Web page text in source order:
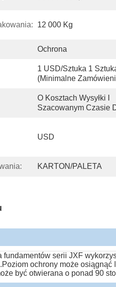
12 000 Kg
Ochrona
1 USD/sztuka 1
(minimalne
O Kosztach Wysyłki I
Szacowanym Czasie
USD
KARTON/PALETA
fundamentów serii JXF
ochrony może osiągnąć
być otwierana o ponad 90